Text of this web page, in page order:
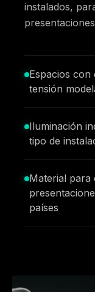
instalados,
Espacios con
tensión
Iluminación
tipo de
Material para
países